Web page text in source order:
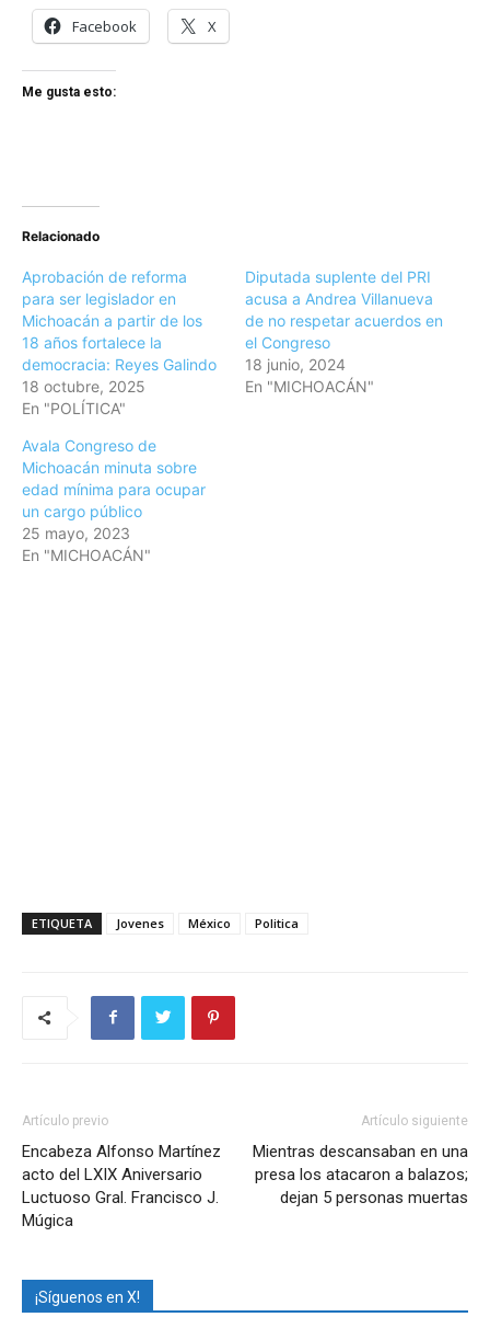
Facebook X
Me gusta esto:
Relacionado
Aprobación de reforma
para ser legislador en
Michoacán a partir de los
18 años fortalece la
democracia: Reyes Galindo
18 octubre, 2025
En "POLÍTICA"
Diputada suplente del PRI
acusa a Andrea Villanueva
de no respetar acuerdos en
el Congreso
18 junio, 2024
En "MICHOACÁN"
Avala Congreso de
Michoacán minuta sobre
edad mínima para ocupar
un cargo público
25 mayo, 2023
En "MICHOACÁN"
ETIQUETA Jovenes México Politica
Artículo previo
Encabeza Alfonso Martínez
acto del LXIX Aniversario
Luctuoso Gral. Francisco J.
Múgica
Artículo siguiente
Mientras descansaban en una
presa los atacaron a balazos;
dejan 5 personas muertas
¡Síguenos en X!